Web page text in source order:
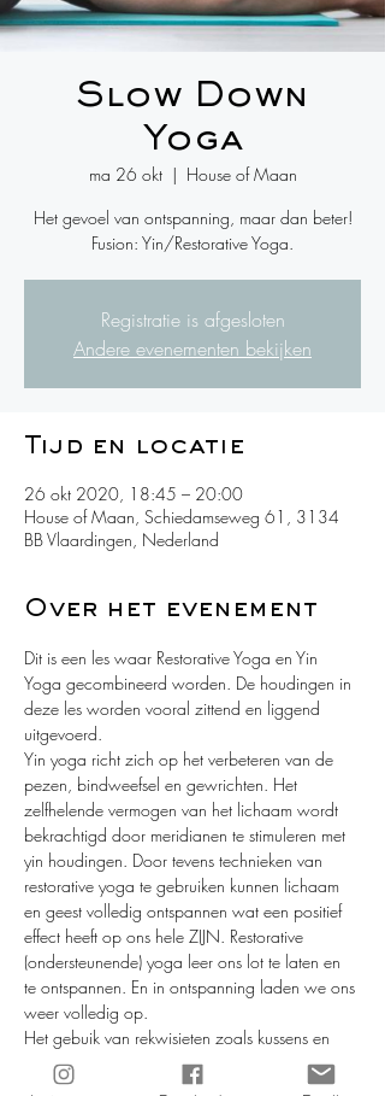
Slow Down
Yoga
ma 26 okt
  |
House of Maan
Het gevoel van ontspanning, maar dan beter!
Fusion: Yin/Restorative Yoga.
Registratie is afgesloten
Andere evenementen bekijken
Tijd en locatie
26 okt 2020, 18:45 – 20:00
House of Maan, Schiedamseweg 61, 3134
BB Vlaardingen, Nederland
Over het evenement
Dit is een les waar Restorative Yoga en Yin
Yoga gecombineerd worden. De houdingen in
deze les worden vooral zittend en liggend
uitgevoerd.
Yin yoga richt zich op het verbeteren van de
pezen, bindweefsel en gewrichten. Het
zelfhelende vermogen van het lichaam wordt
bekrachtigd door meridianen te stimuleren met
yin houdingen. Door tevens technieken van
restorative yoga te gebruiken kunnen lichaam
en geest volledig ontspannen wat een positief
effect heeft op ons hele ZIJN. Restorative
(ondersteunende) yoga leer ons lot te laten en
te ontspannen. En in ontspanning laden we ons
weer volledig op.
Het gebuik van rekwisieten zoals kussens en
yoga-blokken helpen en ondersteunen het
lichaam in deze les.